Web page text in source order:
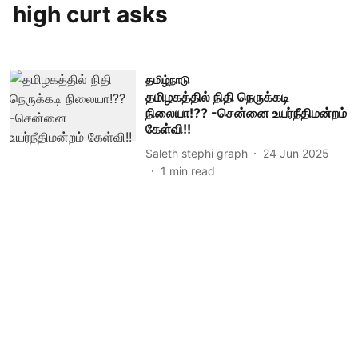
high curt asks
தமிழ்நாடு
தமிழகத்தில் நிதி நெருக்கடி
நிலையா!?? -சென்னை உயர்நீதிமன்றம்
கேள்வி!!
Saleth stephi graph
24 Jun 2025
1 min read